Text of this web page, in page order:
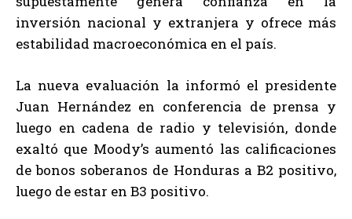
inversión nacional y extranjera y ofrece más
estabilidad macroeconómica en el país.
La nueva evaluación la informó el presidente
Juan Hernández en conferencia de prensa y
luego en cadena de radio y televisión, donde
exaltó que Moody’s aumentó las calificaciones
de bonos soberanos de Honduras a B2 positivo,
luego de estar en B3 positivo.